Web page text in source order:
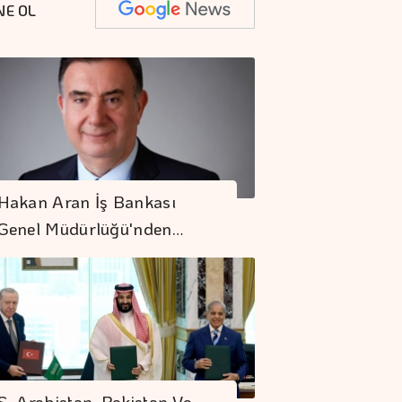
OL
Hakan Aran İş Bankası
Müdürlüğü'nden…